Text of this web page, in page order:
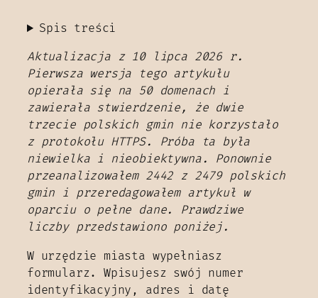
Spis treści
Aktualizacja z 10 lipca 2026 r.
Pierwsza wersja tego artykułu
opierała się na 50 domenach i
zawierała stwierdzenie, że dwie
trzecie polskich gmin nie korzystało
z protokołu HTTPS. Próba ta była
niewielka i nieobiektywna. Ponownie
przeanalizowałem 2442 z 2479 polskich
gmin i przeredagowałem artykuł w
oparciu o pełne dane. Prawdziwe
liczby przedstawiono poniżej.
W urzędzie miasta wypełniasz
formularz. Wpisujesz swój numer
identyfikacyjny, adres i datę